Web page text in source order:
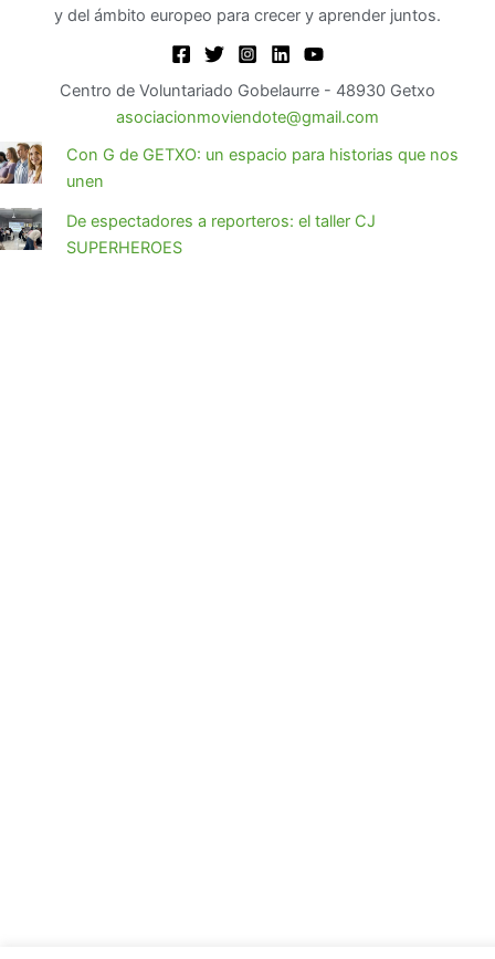
y del ámbito europeo para crecer y aprender juntos.
Centro de Voluntariado Gobelaurre - 48930 Getxo
asociacionmoviendote@gmail.com
Con G de GETXO: un espacio para historias que nos
unen
De espectadores a reporteros: el taller CJ
SUPERHEROES